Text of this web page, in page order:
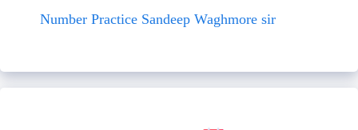
Number Practice Sandeep Waghmore sir